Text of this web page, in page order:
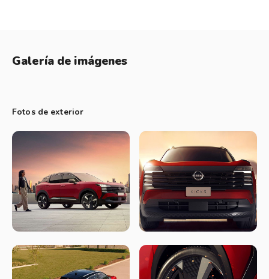
Bajo el capot incorpora un motor 1.0 turbo de 3 cilindros,
que entrega 120 cv y 200 Nm de torque, asociado a una
ECO y Sport) y sistema Stop & Start para optimizar el
consumo
Confort y tecnología
En el interior, el Kicks apuesta fuerte por la tecnología y el
confort. Sobresalen sus dos pantallas digitales de 12,3”
(instrumental + multimedia), con conectividad inalámbrica
para Apple CarPlay y Android Auto, cargador inalámbrico,
Galería de imágenes
Fotos de exterior